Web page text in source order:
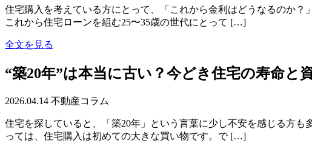
住宅購入を考えている方にとって、「これから金利はどうなるのか
これから住宅ローンを組む25〜35歳の世代にとって […]
全文を見る
“築20年”は本当に古い？今どき住宅の寿命と
2026.04.14 不動産コラム
住宅を探していると、「築20年」という言葉に少し不安を感じる方
っては、住宅購入は初めての大きな買い物です。で […]